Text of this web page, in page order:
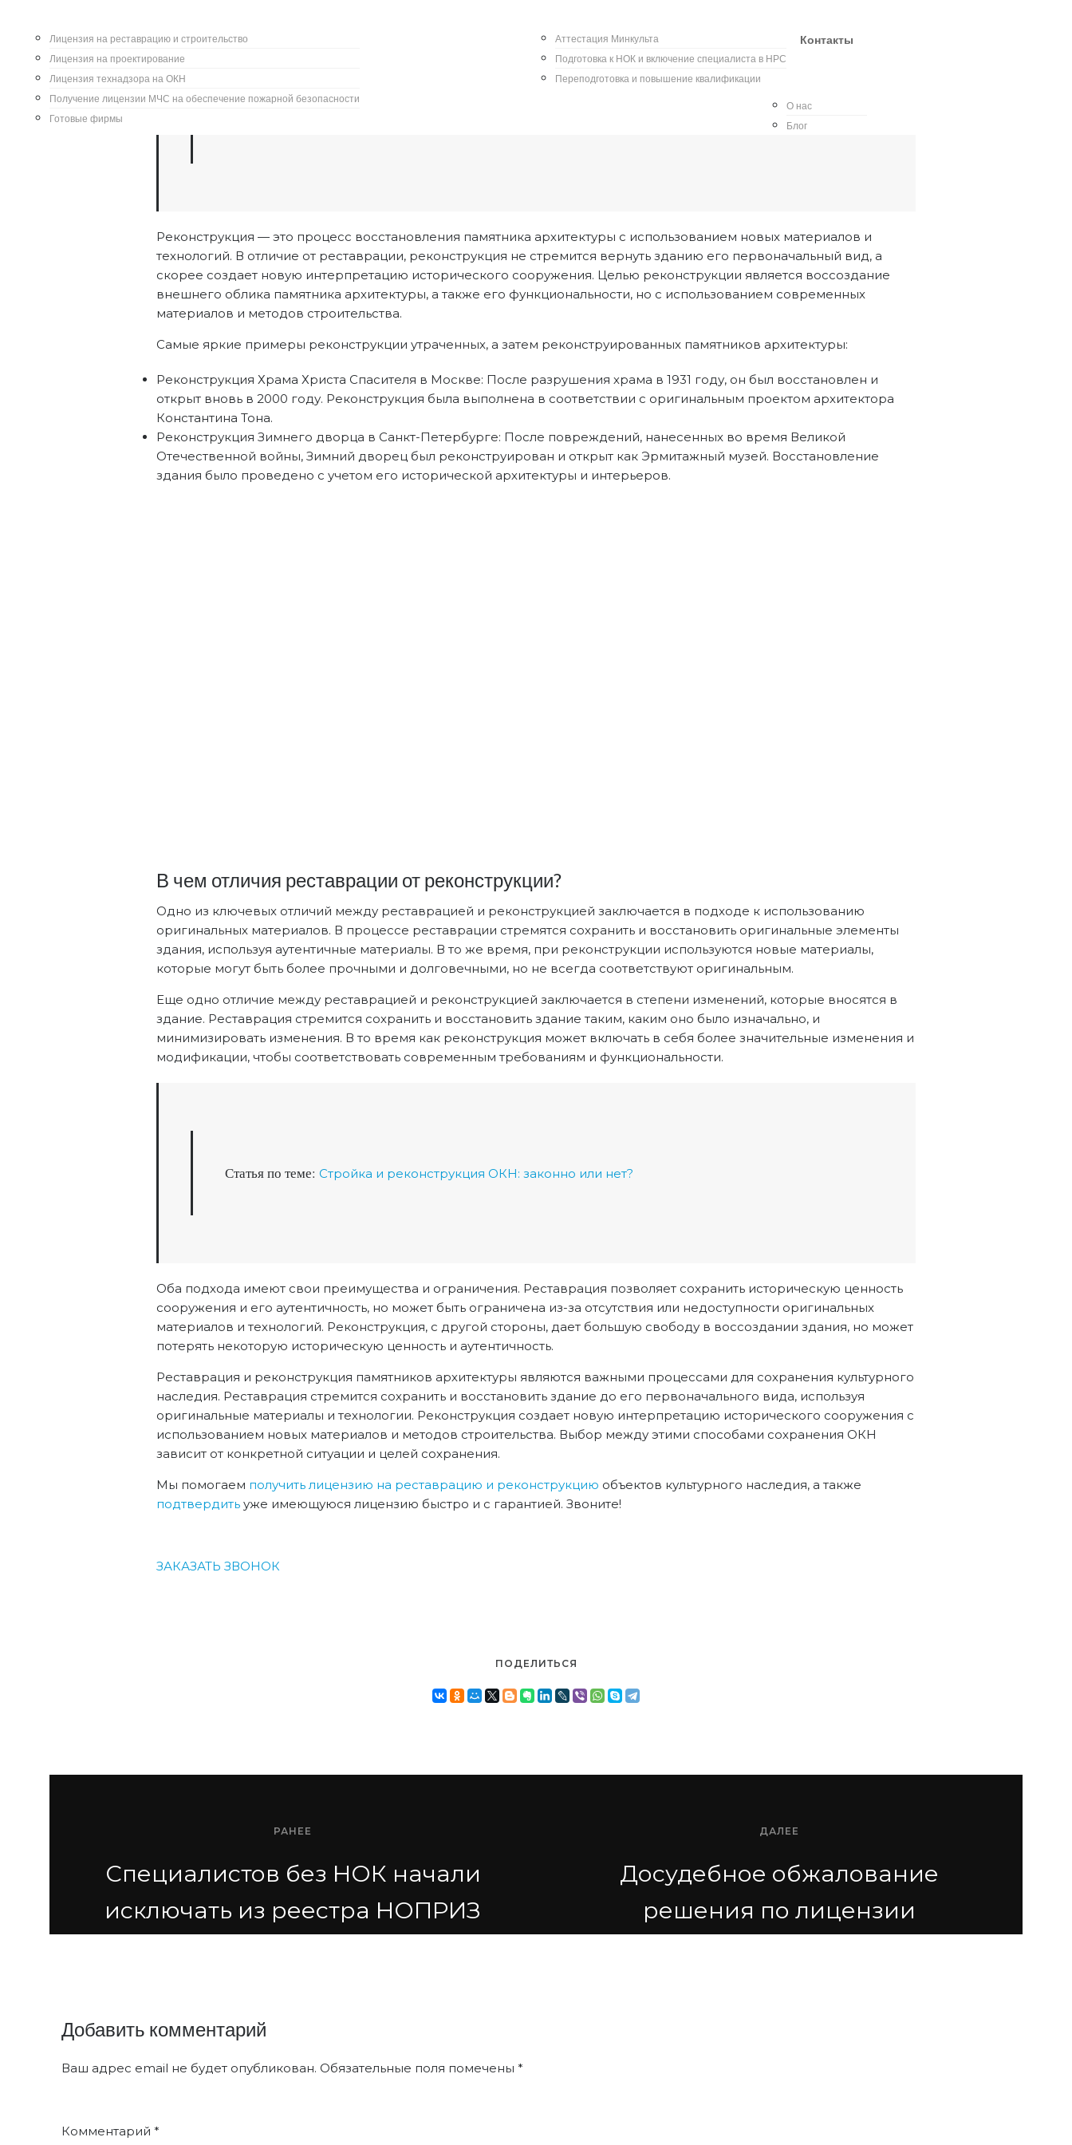
Лицензия на реставрацию и строительство
Лицензия на проектирование
Лицензия технадзора на ОКН
Получение лицензии МЧС на обеспечение пожарной безопасности
Готовые фирмы
Аттестация Минкульта
Подготовка к НОК и включение специалиста в НРС
Переподготовка и повышение квалификации
Контакты
О нас
Блог
Реконструкция — это процесс восстановления памятника архитектуры с использованием новых материалов и
технологий. В отличие от реставрации, реконструкция не стремится вернуть зданию его первоначальный вид, а
скорее создает новую интерпретацию исторического сооружения. Целью реконструкции является воссоздание
внешнего облика памятника архитектуры, а также его функциональности, но с использованием современных
материалов и методов строительства.
Самые яркие примеры реконструкции утраченных, а затем реконструированных памятников архитектуры:
Реконструкция Храма Христа Спасителя в Москве: После разрушения храма в 1931 году, он был восстановлен и
открыт вновь в 2000 году. Реконструкция была выполнена в соответствии с оригинальным проектом архитектора
Константина Тона.
Реконструкция Зимнего дворца в Санкт-Петербурге: После повреждений, нанесенных во время Великой
Отечественной войны, Зимний дворец был реконструирован и открыт как Эрмитажный музей. Восстановление
здания было проведено с учетом его исторической архитектуры и интерьеров.
В чем отличия реставрации от реконструкции?
Одно из ключевых отличий между реставрацией и реконструкцией заключается в подходе к использованию
оригинальных материалов. В процессе реставрации стремятся сохранить и восстановить оригинальные элементы
здания, используя аутентичные материалы. В то же время, при реконструкции используются новые материалы,
которые могут быть более прочными и долговечными, но не всегда соответствуют оригинальным.
Еще одно отличие между реставрацией и реконструкцией заключается в степени изменений, которые вносятся в
здание. Реставрация стремится сохранить и восстановить здание таким, каким оно было изначально, и
минимизировать изменения. В то время как реконструкция может включать в себя более значительные изменения и
модификации, чтобы соответствовать современным требованиям и функциональности.
Статья по теме: Стройка и реконструкция ОКН: законно или нет?
Оба подхода имеют свои преимущества и ограничения. Реставрация позволяет сохранить историческую ценность
сооружения и его аутентичность, но может быть ограничена из-за отсутствия или недоступности оригинальных
материалов и технологий. Реконструкция, с другой стороны, дает большую свободу в воссоздании здания, но может
потерять некоторую историческую ценность и аутентичность.
Реставрация и реконструкция памятников архитектуры являются важными процессами для сохранения культурного
наследия. Реставрация стремится сохранить и восстановить здание до его первоначального вида, используя
оригинальные материалы и технологии. Реконструкция создает новую интерпретацию исторического сооружения с
использованием новых материалов и методов строительства. Выбор между этими способами сохранения ОКН
зависит от конкретной ситуации и целей сохранения.
Мы помогаем получить лицензию на реставрацию и реконструкцию объектов культурного наследия, а также
подтвердить уже имеющуюся лицензию быстро и с гарантией. Звоните!
ЗАКАЗАТЬ ЗВОНОК
ПОДЕЛИТЬСЯ
РАНЕЕ
Специалистов без НОК начали
исключать из реестра НОПРИЗ
ДАЛЕЕ
Досудебное обжалование
решения по лицензии
Добавить комментарий
Ваш адрес email не будет опубликован. Обязательные поля помечены *
Комментарий *